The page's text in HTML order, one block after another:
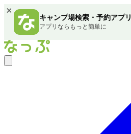
×
キャンプ場検索・予約アプリ
アプリならもっと簡単に